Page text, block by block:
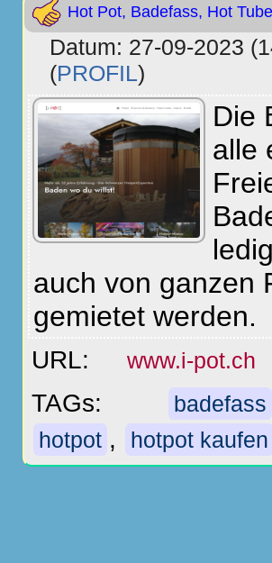
Hot Pot, Badefass, Hot
Datum: 27-09-
(PROFIL)
Die
alle
auch von ganzen
gemietet werden.
URL: www.i-pot.ch
TAGs: badefass
hotpot , hotpot kaufen